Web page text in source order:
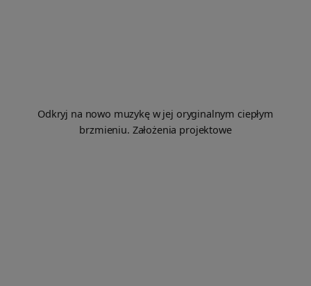
Odkryj na nowo muzykę w jej oryginalnym ciepłym
brzmieniu. Założenia projektowe